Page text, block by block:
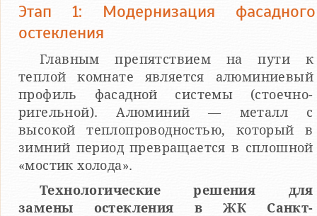
Этап 1: Модернизация фасадного
остекления
Главным препятствием на пути к
теплой комнате является алюминиевый
профиль фасадной системы (стоечно-
ригельной). Алюминий — металл с
высокой теплопроводностью, который в
зимний период превращается в сплошной
«мостик холода».
Технологические решения для
замены остекления в ЖК Санкт-